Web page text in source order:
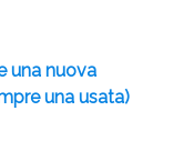
una nuova
una usata)